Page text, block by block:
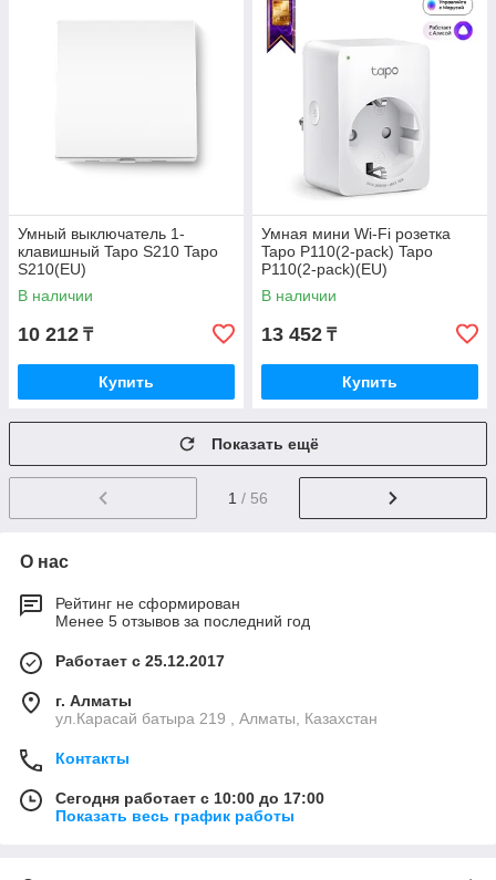
Умный выключатель 1-
клавишный Tapo S210 Tapo
S210(EU)
В наличии
10 212 ₸
Купить
Умная мини Wi-Fi розетка
Tapo P110(2-pack) Tapo
P110(2-pack)(EU)
В наличии
13 452 ₸
Купить
Показать ещё
1 / 56
О нас
Рейтинг не сформирован
Менее 5 отзывов за последний год
Работает с 25.12.2017
г. Алматы
ул.Карасай батыра 219 , Алматы, Казахстан
Контакты
Сегодня работает с 10:00 до 17:00
Показать весь график работы